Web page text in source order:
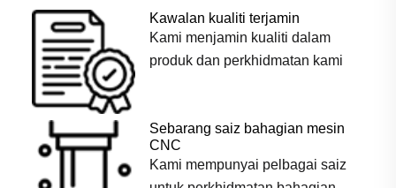
Kawalan kualiti terjamin
Kami menjamin kualiti dalam
produk dan perkhidmatan kami
Sebarang saiz bahagian mesin
CNC
Kami mempunyai pelbagai saiz